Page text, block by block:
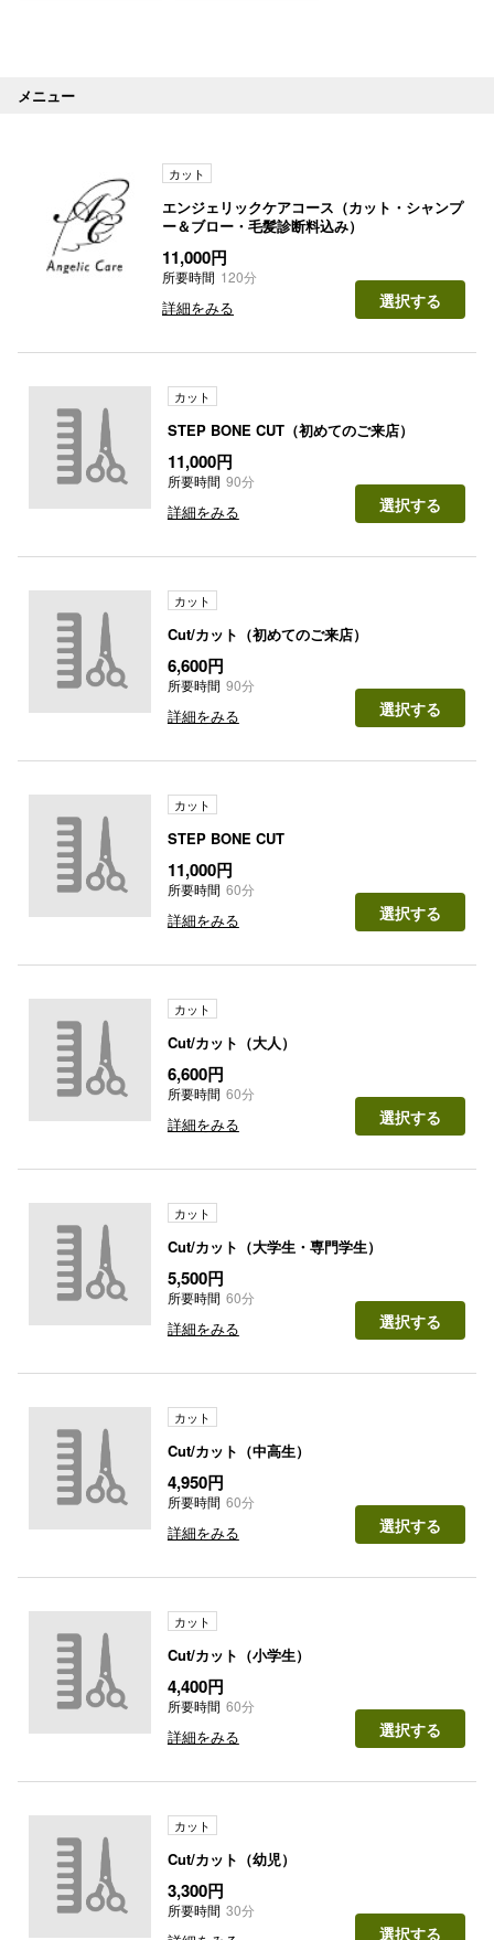
メニュー
カット
エンジェリックケアコース（カット・シャンプ
ー＆ブロー・毛髪診断料込み）
11,000円
所要時間 120分
詳細をみる 選択する
カット
STEP BONE CUT（初めてのご来店）
11,000円
所要時間 90分
詳細をみる 選択する
カット
Cut/カット（初めてのご来店）
6,600円
所要時間 90分
詳細をみる 選択する
カット
STEP BONE CUT
11,000円
所要時間 60分
詳細をみる 選択する
カット
Cut/カット（大人）
6,600円
所要時間 60分
詳細をみる 選択する
カット
Cut/カット（大学生・専門学生）
5,500円
所要時間 60分
詳細をみる 選択する
カット
Cut/カット（中高生）
4,950円
所要時間 60分
詳細をみる 選択する
カット
Cut/カット（小学生）
4,400円
所要時間 60分
詳細をみる 選択する
カット
Cut/カット（幼児）
3,300円
所要時間 30分
選択する